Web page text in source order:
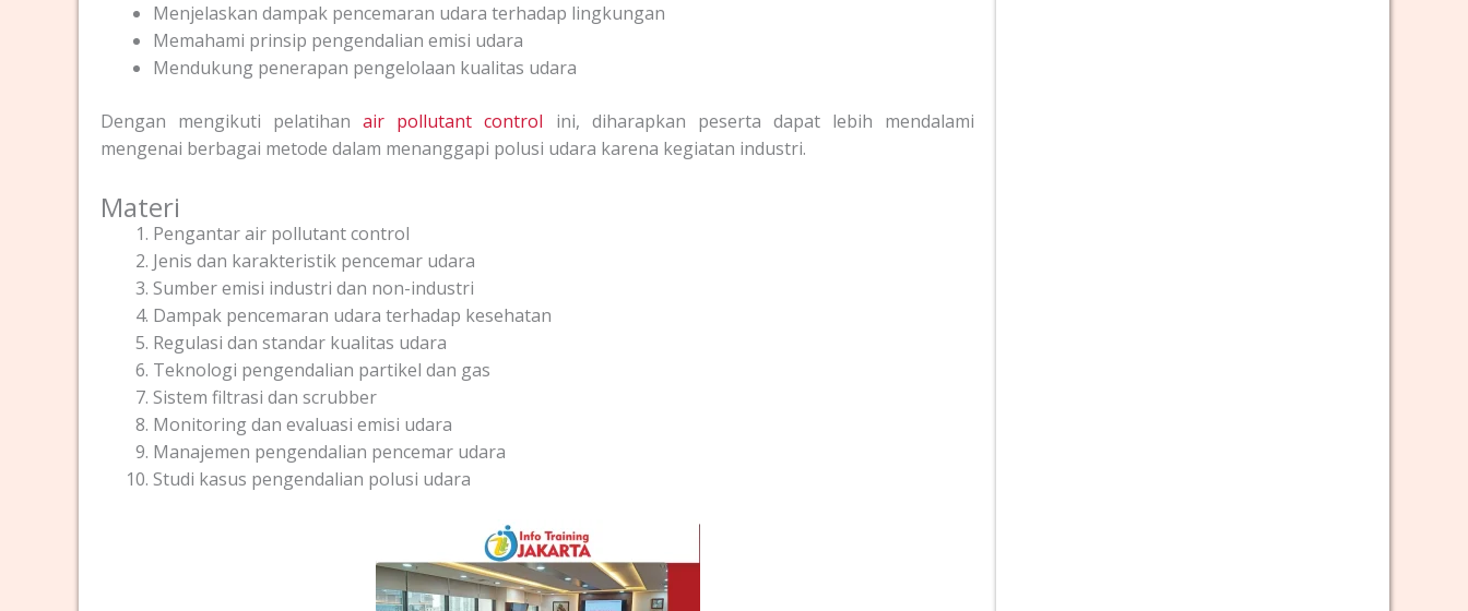
Menjelaskan dampak pencemaran udara terhadap lingkungan
Memahami prinsip pengendalian emisi udara
Mendukung penerapan pengelolaan kualitas udara
Dengan mengikuti pelatihan air pollutant control ini, diharapkan peserta dapat lebih mendalami
mengenai berbagai metode dalam menanggapi polusi udara karena kegiatan industri.
Materi
Pengantar air pollutant control
Jenis dan karakteristik pencemar udara
Sumber emisi industri dan non-industri
Dampak pencemaran udara terhadap kesehatan
Regulasi dan standar kualitas udara
Teknologi pengendalian partikel dan gas
Sistem filtrasi dan scrubber
Monitoring dan evaluasi emisi udara
Manajemen pengendalian pencemar udara
Studi kasus pengendalian polusi udara